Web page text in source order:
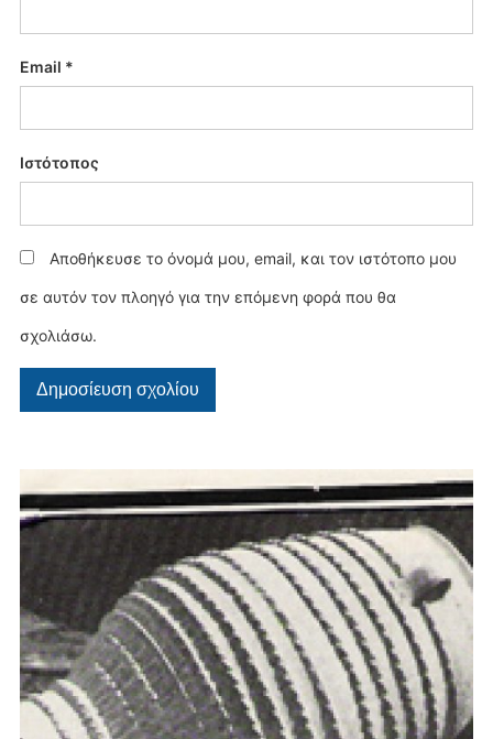
Email *
Ιστότοπος
Αποθήκευσε το όνομά μου, email, και τον ιστότοπο μου
σε αυτόν τον πλοηγό για την επόμενη φορά που θα
σχολιάσω.